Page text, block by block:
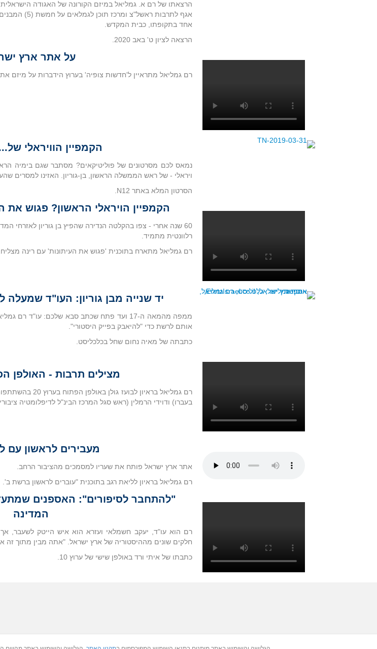
הרצאתו של רם א. גמליאל במיזם הקורונה של האגודה
אגף לתרבות
אחד בתקופתו, כבית המקדש.
הרצאה לציון ט' באב 2020.
על אתר ארץ
רם גמליאל מתראיין ל'חדשות צופיה' בערוץ הידברות על מיזם
הקמפיין הוויראלי של...
נמאס לכם מסרטונים של פוליטיקאים? מסתבר שגם בימיה
ויראלי - של ראש הממשלה הראשון, בן-גוריון. האזינו למסרים
הסרטון המלא באתר N12.
הקמפיין הויראלי הראשון? פגוש את
60 שנה אחרי - צפו בהקלטה הנדירה שהפיץ בן גוריון לאזרחי
רלוונטית מתמיד.
רם גמליאל מתארח בתוכנית 'פגוש את העיתונות' עם רינה מצליח.
יד שנייה מבן גוריון: העו"ד
ממפה מהמאה ה-17 ועד פתח שכתב סבא שלכם: עו"ד
אותם לרשת כדי "להיאבק בפייק היסטורי".
כתבתה של מאיה נחום שחל בכלכליסט.
מצילים תרבות - האולפן
רם גמליאל בראיון
בעברו) ודוידי הרמלין (ראש סגל המרכז הבינ"ל לדיפלומטיה
מעבירים לראשון עם
אתר ארץ ישראל פותח את שעריו למסמכים מהציבור הרחב.
רם גמליאל בראיון לליאת רגב בתוכנית "עוברים לראשון ברשת ב'.
"להתחבר לסיפורים": האספנים
המדינה
רם הוא עו"ד, יעקב חשמלאי ועזרא הוא איש הייטק לשעבר,
חלקים שונים מההיסטוריה של ארץ ישראל. "אתה מבין מתוך זה
כתבתו של איתי ורד באולפן שישי של ערוץ 10.